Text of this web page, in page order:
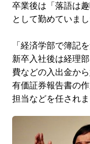
卒業後は「落語は
として勤めていまし
「経済学部で簿記
新卒入社後は経理
費などの入出金か
有価証券報告書の
担当などを任され